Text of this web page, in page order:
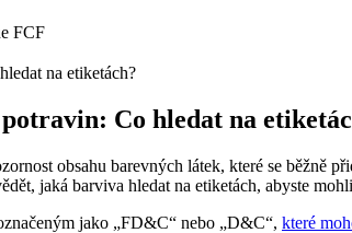
FCF
Co hledat na
obsahu barevných látek, které se běžně
jaká barviva hledat na etiketách, abyste
jako „FD&C“ nebo „D&C“, které